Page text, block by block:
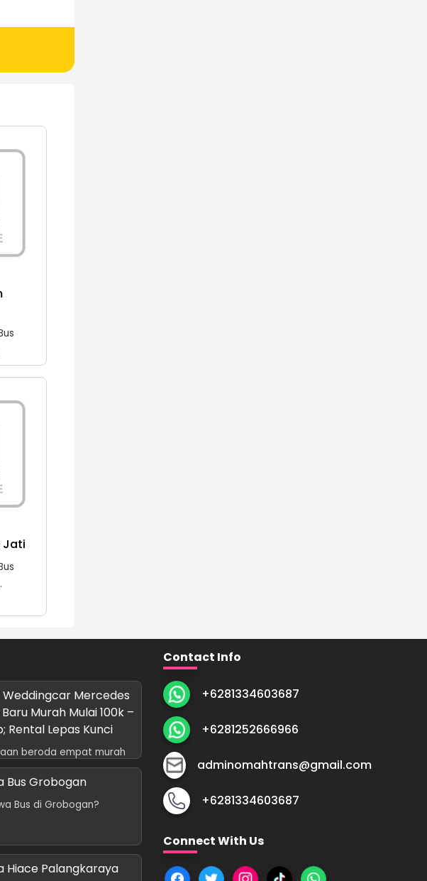
Jati
Weddingcar Mercedes
Murah Mulai 100k –
Rental Lepas Kunci
beroda empat murah
Bus Grobogan
Bus di Grobogan?
Hiace Palangkaraya
Contact Info
+6281334603687
+6281252666966
adminomahtrans@gmail.com
+6281334603687
Connect With Us